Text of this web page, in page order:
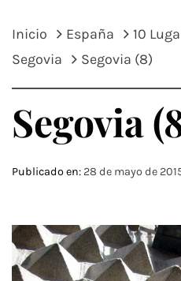
Inicio España
10
Segovia
Segovia (8)
Segovia
Publicado en: 28 de mayo de